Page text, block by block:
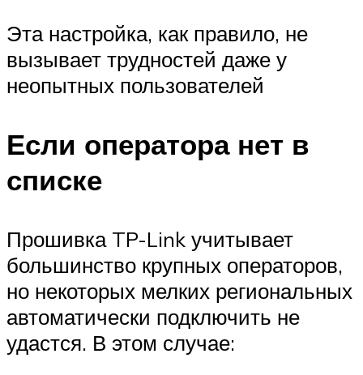
Эта настройка, как правило, не
вызывает трудностей даже у
неопытных пользователей
Если оператора нет в
списке
Прошивка TP-Link учитывает
большинство крупных операторов,
но некоторых мелких региональных
автоматически подключить не
удастся. В этом случае: